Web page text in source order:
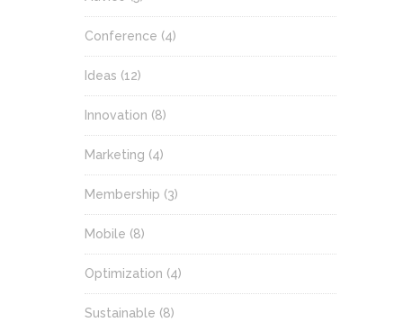
Conference (4)
Ideas (12)
Innovation (8)
Marketing (4)
Membership (3)
Mobile (8)
Optimization (4)
Sustainable (8)